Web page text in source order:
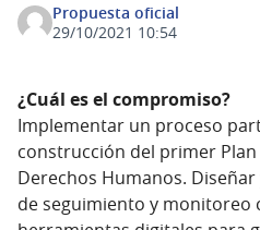
Propuesta oficial
29/10/2021 10:54
¿Cuál es el compromiso?
Implementar un proceso
construcción del primer
Derechos Humanos.
de seguimiento y monitoreo